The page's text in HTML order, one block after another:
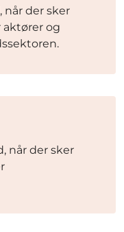
når der sker
og
når der sker